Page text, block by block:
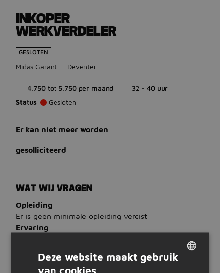
INKOPER
WERKVERDELER
GESLOTEN
Midas Garant Deventer
4.750 tot 5.750 per maand
32 - 40 uur
Status
Gesloten
Er kan niet meer worden
gesolliciteerd
WAT WIJ VRAGEN
Opleiding
Er is geen minimale opleiding vereist
Ervaring
Bij voorkeur beheers je Nederlands
Deze website maakt gebruik
van cookies.